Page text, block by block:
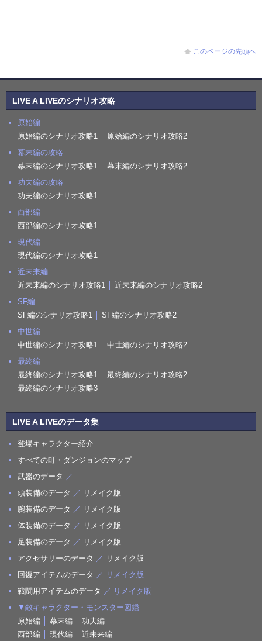
このページの先頭へ
LIVE A LIVEのシナリオ攻略
原始編
原始編のシナリオ攻略1
原始編のシナリオ攻略2
幕末編の攻略
幕末編のシナリオ攻略1
幕末編のシナリオ攻略2
功夫編の攻略
功夫編のシナリオ攻略1
西部編
西部編のシナリオ攻略1
現代編
現代編のシナリオ攻略1
近未来編
近未来編のシナリオ攻略1
近未来編のシナリオ攻略2
SF編
SF編のシナリオ攻略1
SF編のシナリオ攻略2
中世編
中世編のシナリオ攻略1
中世編のシナリオ攻略2
最終編
最終編のシナリオ攻略1
最終編のシナリオ攻略2
最終編のシナリオ攻略3
LIVE A LIVEのデータ集
登場キャラクター紹介
すべての町・ダンジョンのマップ
武器のデータ ／
頭装備のデータ ／ リメイク版
腕装備のデータ ／ リメイク版
体装備のデータ ／ リメイク版
足装備のデータ ／ リメイク版
アクセサリーのデータ ／ リメイク版
回復アイテムのデータ ／ リメイク版
戦闘用アイテムのデータ ／ リメイク版
▼敵キャラクター・モンスター図鑑
原始編
幕末編
功夫編
西部編
現代編
近未来編